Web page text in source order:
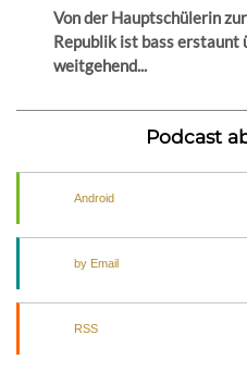
Von der Hauptschülerin
Republik ist bass erstaunt
weitgehend...
Podcast
Android
by Email
RSS